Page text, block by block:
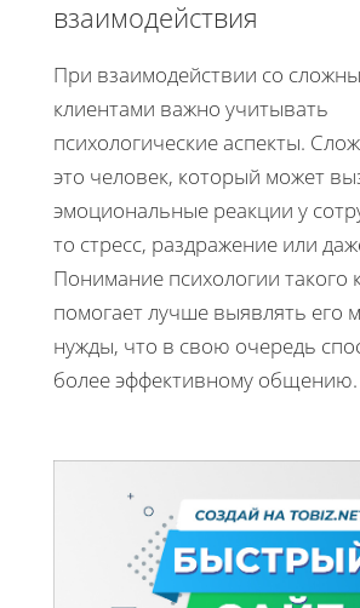
взаимодействия
При взаимодействии со
клиентами важно учитывать
психологические аспекты.
это человек, который может
эмоциональные реакции у
то стресс, раздражение или
Понимание психологии такого
помогает лучше выявлять его
нужды, что в свою очередь
более эффективному общению.